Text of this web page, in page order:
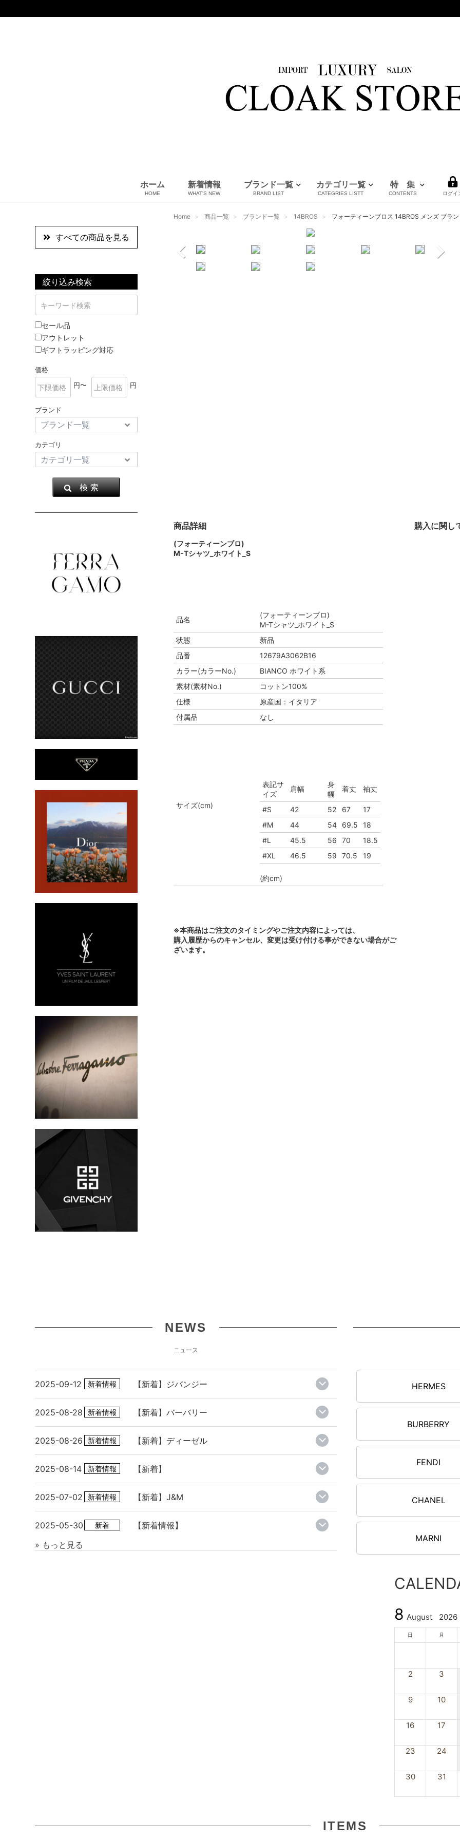
ホーム
HOME
新着情報
WHAT'S NEW
ブランド一覧
BRAND LIST
エルメス
ルイヴィトン
バーバリー
プラダ
フェンディ
メゾンマルジェラ
シャネル
エムエムシックス
マルニ
全てのブランドを見る
カテゴリ一覧
CATEGRIES LISTT
コート、上着
雑貨・その他
バッグ＆ポーチ
アロマ＆フレグランス
特 集
CONTENTS ログイ
Home 商品一覧 ブランド一覧 14BROS フォーティーンブロス 14BROS メンズ ブラ
すべての商品を見る
絞り込み検索
セール品
アウトレット
ギフトラッピング対応
価格
円〜
円
ブランド
カテゴリ
検 索
商品詳細 購入に関し
(フォーティーンブロ)
M-Tシャツ_ホワイト_S
品名
(フォーティーンブロ)
M-Tシャツ_ホワイト_S
状態
新品
品番
12679A3062B16
カラー(カラーNo.)
BIANCO ホワイト系
素材(素材No.)
コットン100%
仕様
原産国：イタリア
付属品
なし
サイズ(cm)
表記サ
イズ
肩幅
身
幅
着丈 袖丈
#S 42 52 67
17
#M
44 54 69.5
18
#L
45.5 56 70
18.5
#XL
46.5 59 70.5 19
(約cm)
※本商品はご注文のタイミングやご注文内容によっては、
購入履歴からのキャンセル、変更は受け付ける事ができない場合がご
ざいます。
NEWS
ニュース
2025-09-12 新着情報 【新着】ジバンジー
2025-08-28 新着情報 【新着】バーバリー
2025-08-26 新着情報 【新着】ディーゼル
2025-08-14 新着情報 【新着】
2025-07-02 新着情報 【新着】J&M
2025-05-30 新着
【新着情報】
» もっと見る
HERMES
BURBERRY
FENDI
CHANEL
MARNI
8 August 2026
日 月
2 3
9 10
16 17
23 24
30 31
ITEMS